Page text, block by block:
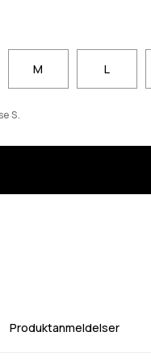
M L
S.
Produktanmeldelser